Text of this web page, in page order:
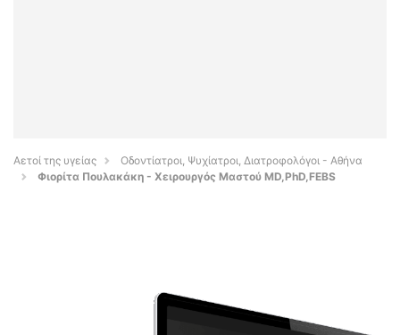
Αετοί της υγείας
Οδοντίατροι, Ψυχίατροι, Διατροφολόγοι - Αθήνα
Φιορίτα Πουλακάκη - Χειρουργός Μαστού MD,PhD,FEBS